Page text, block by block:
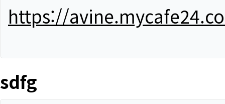
https://
sdfg